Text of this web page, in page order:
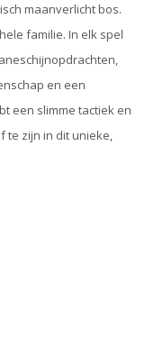
maanverlicht bos.
familie. In elk spel
en een
een slimme tactiek en
te zijn in dit unieke,